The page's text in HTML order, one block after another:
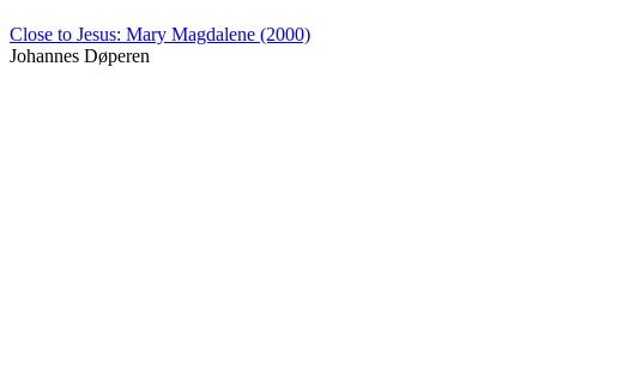
Close to Jesus: Mary Magdalene (2000)
Johannes Døperen